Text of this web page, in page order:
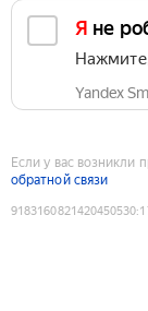
Я не
Yandex
Если у вас возникли
обратной связи
9183160821420450530: